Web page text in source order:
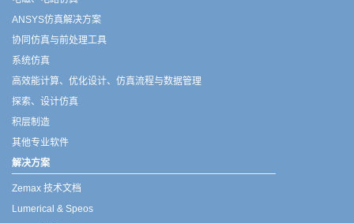
ANSYS仿真解决方案
协同仿真与前处理工具
系统仿真
高效能计算、优化设计、仿真流程与数据管理
探索、设计仿真
积层制造
其他专业软件
解决方案
Zemax 技术文档
Lumerical & Speos